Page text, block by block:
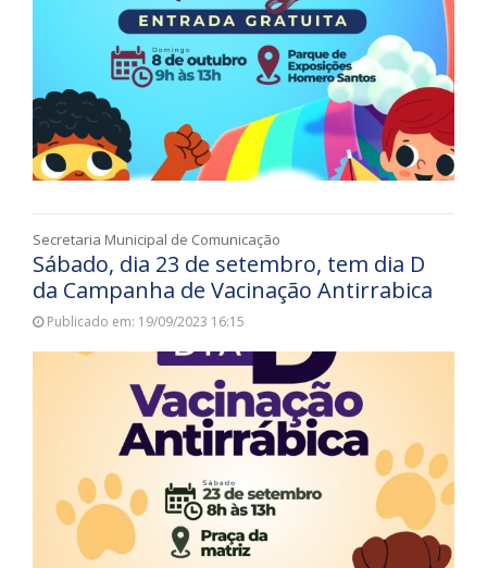
Secretaria Municipal de Comunicação
Sábado, dia 23 de setembro, tem dia D
da Campanha de Vacinação Antirrabica
Publicado em: 19/09/2023 16:15